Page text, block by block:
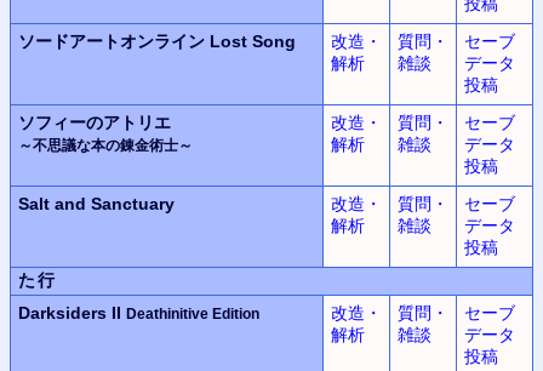
ソードアートオンライン Lost Song
改造・
解析
質問・
雑談
セーブ
データ
投稿
ソフィーのアトリエ
～不思議な本の錬金術士～
改造・
解析
質問・
雑談
セーブ
データ
投稿
Salt and Sanctuary
改造・
解析
質問・
雑談
セーブ
データ
投稿
た行
Darksiders II Deathinitive Edition
改造・
解析
質問・
雑談
セーブ
データ
投稿